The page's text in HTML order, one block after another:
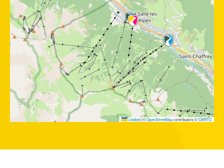
Leaflet|©OpenStreetMapcontributors ©CARTO